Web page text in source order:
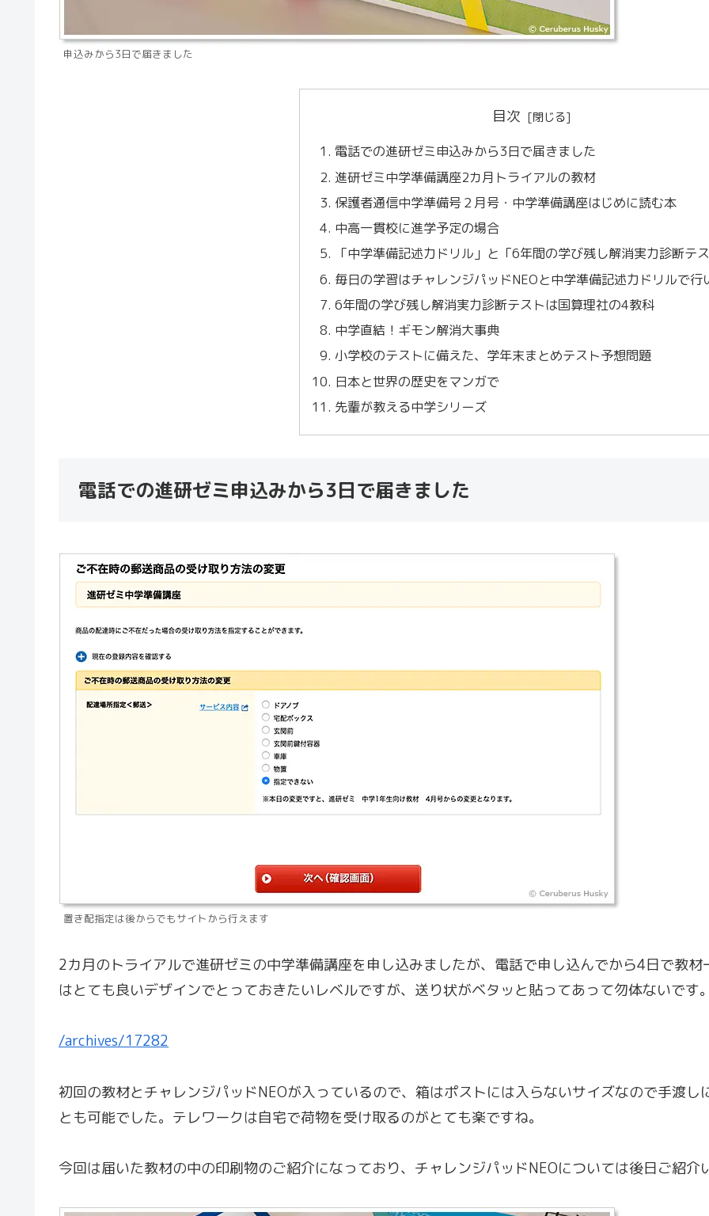
申込みから3日で届きました
目次
電話での進研ゼミ申込みから3日で届きました
進研ゼミ中学準備講座2カ月トライアルの教材
保護者通信中学準備号２月号・中学準備講座はじめに読む本
中高一貫校に進学予定の場合
「中学準備記述力ドリル」と「6年間の学び残し解消実力診断テス
毎日の学習はチャレンジパッドNEOと中学準備記述力ドリルで行
6年間の学び残し解消実力診断テストは国算理社の4教科
中学直結！ギモン解消大事典
小学校のテストに備えた、学年末まとめテスト予想問題
日本と世界の歴史をマンガで
先輩が教える中学シリーズ
電話での進研ゼミ申込みから3日で届きました
置き配指定は後からでもサイトから行えます
2カ月のトライアルで進研ゼミの中学準備講座を申し込みましたが、電話で申し込んでから4日で教
はとても良いデザインでとっておきたいレベルですが、送り状がベタッと貼ってあって勿体ないです。
/archives/17282
初回の教材とチャレンジパッドNEOが入っているので、箱はポストには入らないサイズなので手渡
とも可能でした。テレワークは自宅で荷物を受け取るのがとても楽ですね。
今回は届いた教材の中の印刷物のご紹介になっており、チャレンジパッドNEOについては後日ご紹介